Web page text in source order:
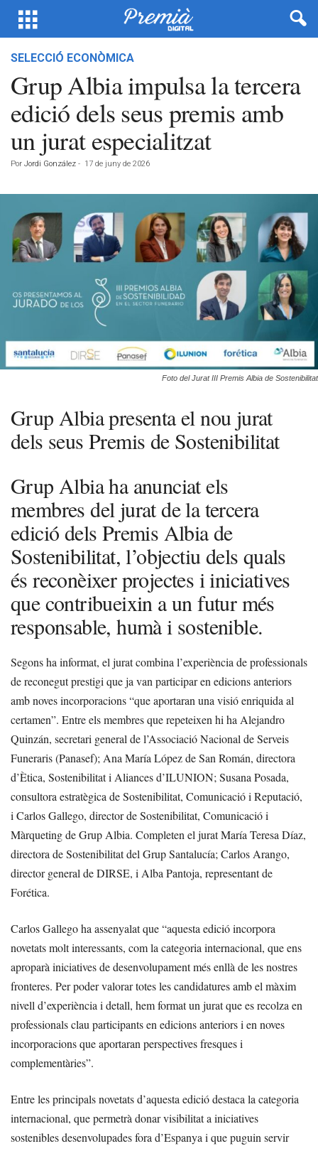
SELECCIÓ ECONÒMICA
Grup Albia impulsa la tercera
edició dels seus premis amb
un jurat especialitzat
Por Jordi González - 17 de juny de 2026
Foto del Jurat III Premis Albia de Sostenibilitat
Grup Albia presenta el nou jurat
dels seus Premis de Sostenibilitat
Grup Albia ha anunciat els
membres del jurat de la tercera
edició dels Premis Albia de
Sostenibilitat, l’objectiu dels quals
és reconèixer projectes i iniciatives
que contribueixin a un futur més
responsable, humà i sostenible.
Segons ha informat, el jurat combina l’experiència de professionals
de reconegut prestigi que ja van participar en edicions anteriors
amb noves incorporacions “que aportaran una visió enriquida al
certamen”. Entre els membres que repeteixen hi ha Alejandro
Quinzán, secretari general de l’Associació Nacional de Serveis
Funeraris (Panasef); Ana María López de San Román, directora
d’Ètica, Sostenibilitat i Aliances d’ILUNION; Susana Posada,
consultora estratègica de Sostenibilitat, Comunicació i Reputació,
i Carlos Gallego, director de Sostenibilitat, Comunicació i
Màrqueting de Grup Albia. Completen el jurat María Teresa Díaz,
directora de Sostenibilitat del Grup Santalucía; Carlos Arango,
director general de DIRSE, i Alba Pantoja, representant de
Forética.
Carlos Gallego ha assenyalat que “aquesta edició incorpora
novetats molt interessants, com la categoria internacional, que ens
aproparà iniciatives de desenvolupament més enllà de les nostres
fronteres. Per poder valorar totes les candidatures amb el màxim
nivell d’experiència i detall, hem format un jurat que es recolza en
professionals clau participants en edicions anteriors i en noves
incorporacions que aportaran perspectives fresques i
complementàries”.
Entre les principals novetats d’aquesta edició destaca la categoria
internacional, que permetrà donar visibilitat a iniciatives
sostenibles desenvolupades fora d’Espanya i que puguin servir